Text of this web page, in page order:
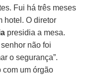
Fui há três meses
hotel. O diretor
presidia a mesa.
não foi
o segurança”.
com um órgão